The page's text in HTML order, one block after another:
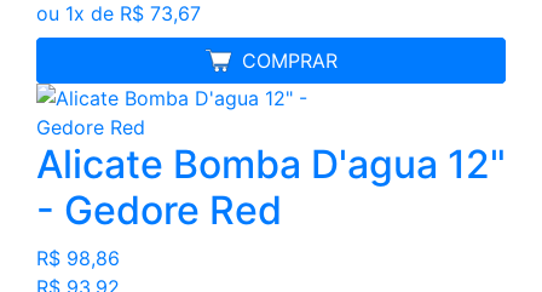
ou 1x de R$ 73,67
COMPRAR
MELHOR PREÇO
Alicate Bomba D'agua 12"
- Gedore Red
R$ 98,86